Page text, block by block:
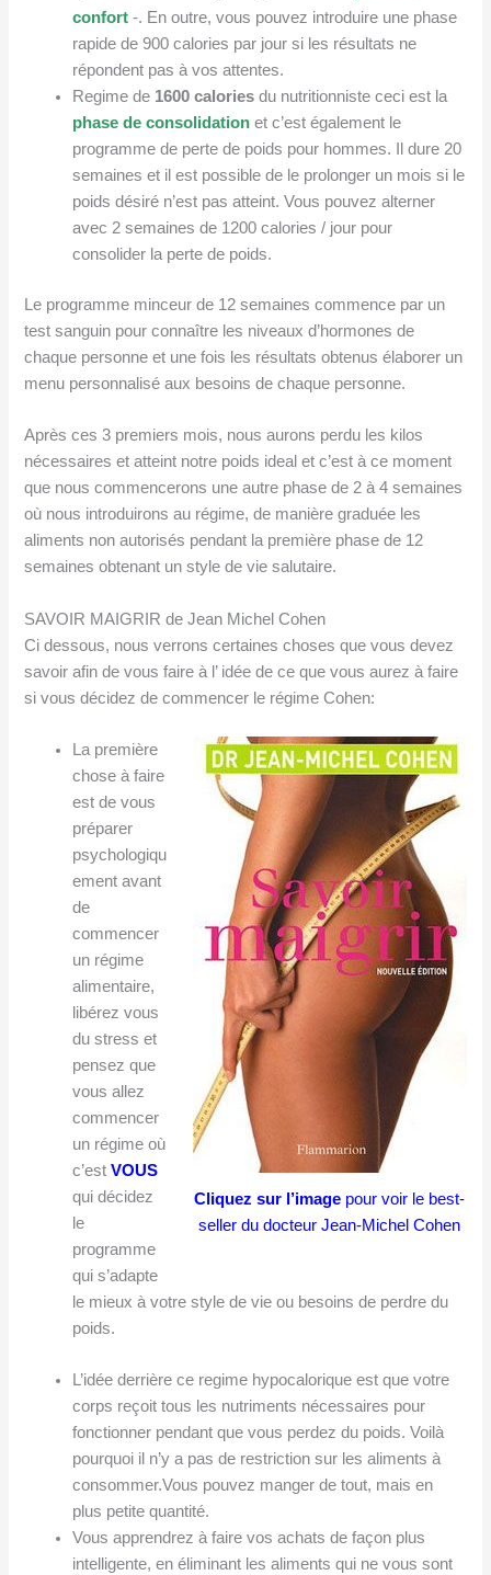
confort -. En outre, vous pouvez introduire une phase
rapide de 900 calories par jour si les résultats ne
répondent pas à vos attentes.
Regime de 1600 calories du nutritionniste ceci est la
phase deconsolidation et c’est également le
programme de perte de poids pour hommes. Il dure 20
semaines et il est possible de le prolonger un mois si le
poids désiré n’est pas atteint. Vous pouvez alterner
avec 2 semaines de 1200 calories / jour pour
consolider la perte de poids.
Le programme minceur de 12 semaines commence par un
test sanguin pour connaître les niveaux d’hormones de
chaque personne et une fois les résultats obtenus élaborer un
menu personnalisé aux besoins de chaque personne.
Après ces 3 premiers mois, nous aurons perdu les kilos
nécessaires et atteint notre poids ideal et c’est à ce moment
que nous commencerons une autre phase de 2 à 4 semaines
où nous introduirons au régime, de manière graduée les
aliments non autorisés pendant la première phase de 12
semaines obtenant un style de vie salutaire.
SAVOIR MAIGRIR de Jean Michel Cohen
Ci dessous, nous verrons certaines choses que vous devez
savoir afin de vous faire à l’ idée de ce que vous aurez à faire
si vous décidez de commencer le régime Cohen:
Cliquez sur l’image pour voir le best-
seller du docteur Jean-Michel Cohen
La première
chose à faire
est de vous
préparer
psychologiqu
ement avant
de
commencer
un régime
alimentaire,
libérez vous
du stress et
pensez que
vous allez
commencer
un régime où
c’estVOUS
qui décidez
le
programme
qui s’adapte
le mieux à votre style de vie ou besoins de perdre du
poids.
L’idée derrière ce regime hypocalorique est que votre
corps reçoit tous les nutriments nécessaires pour
fonctionner pendant que vous perdez du poids. Voilà
pourquoi il n’y a pas de restriction sur les aliments à
consommer.Vous pouvez manger de tout, mais en
plus petite quantité.
Vous apprendrez à faire vos achats de façon plus
intelligente, en éliminant les aliments qui ne vous sont